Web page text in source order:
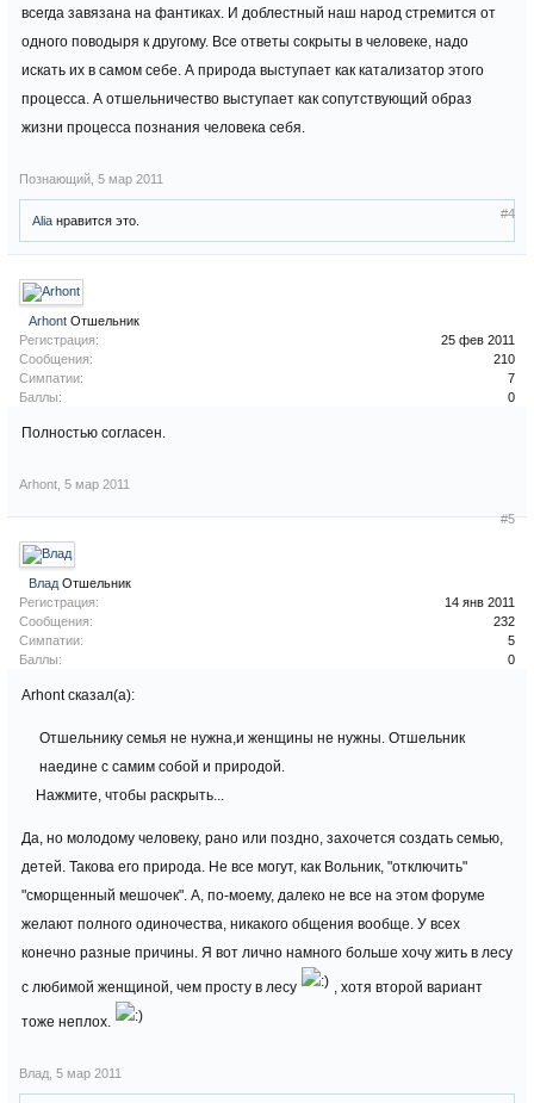
всегда завязана на фантиках. И доблестный наш народ стремится от
одного поводыря к другому. Все ответы сокрыты в человеке, надо
искать их в самом себе. А природа выступает как катализатор этого
процесса. А отшельничество выступает как сопутствующий образ
жизни процесса познания человека себя.
Познающий 5 мар 2011
#4
Alia нравится это.
Arhont Отшельник
Регистрация:
25 фев 2011
Сообщения:
210
Симпатии:
7
Баллы:
0
Полностью согласен.
Arhont 5 мар 2011
#5
Влад Отшельник
Регистрация:
14 янв 2011
Сообщения:
232
Симпатии:
5
Баллы:
0
Arhont сказал(а):
Отшельнику семья не нужна,и женщины не нужны. Отшельник
наедине с самим собой и природой.
Нажмите, чтобы раскрыть...
Да, но молодому человеку, рано или поздно, захочется создать семью,
детей. Такова его природа. Не все могут, как Вольник, "отключить"
"сморщенный мешочек". А, по-моему, далеко не все на этом форуме
желают полного одиночества, никакого общения вообще. У всех
конечно разные причины. Я вот лично намного больше хочу жить в лесу
с любимой женщиной, чем просту в лесу , хотя второй вариант
тоже неплох.
Влад 5 мар 2011